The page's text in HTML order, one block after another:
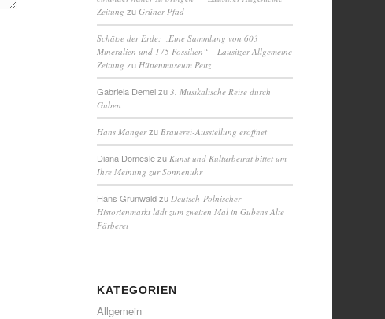
Zeitung zuGrüner Pfad
Schätze der Erde: „Eine Sammlung von 603
Mineralien und 175 Fossilien“ – Lausitzer Allgemeine
Zeitung zu Hüttenmuseum Peitz
Gabriela Demelzu 3. Musikalische Reise durch
Guben
Hans Mangerzu Brauerei-Ausstellung eröffnet
Diana Domeslezu Kunst und Kulturbeirat bittet um
Ihre Meinung zur Sonnenuhr
Hans Grunwaldzu Deutsch-Polnischer
Historienmarkt lädt zum zweiten Mal in Gubens Alte
Färberei
KATEGORIEN
Allgemein